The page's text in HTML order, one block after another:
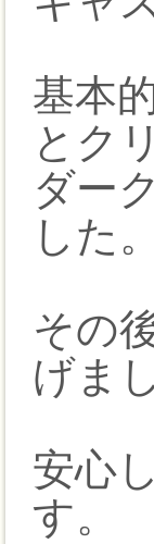
基本
とク
ダー
した。
その
げま
安心
す。